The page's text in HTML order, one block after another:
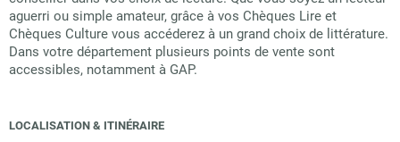
aguerri ou simple amateur, grâce à vos Chèques Lire et
Chèques Culture vous accéderez à un grand choix de littérature.
Dans votre département plusieurs points de vente sont
accessibles, notamment à GAP.
LOCALISATION & ITINÉRAIRE